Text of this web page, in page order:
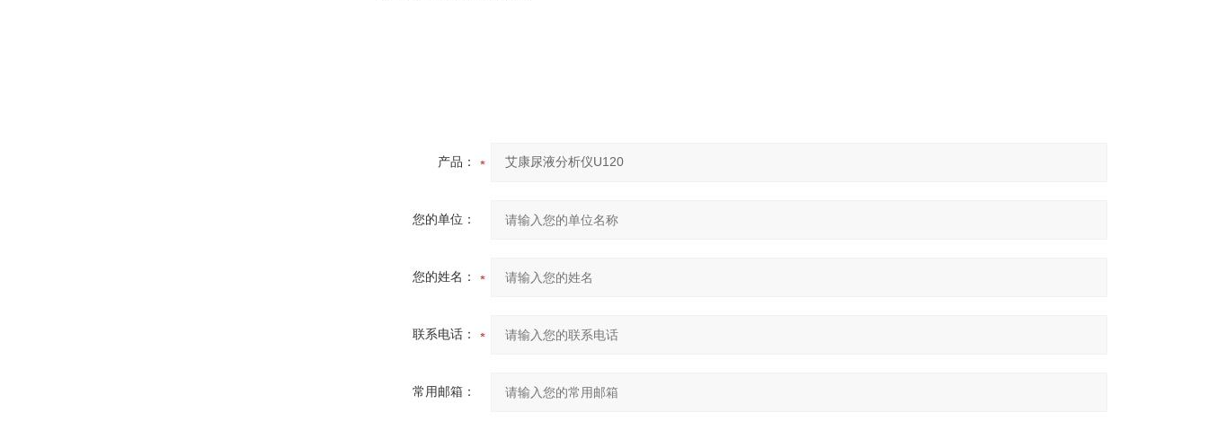
产品：
您的单位：
您的姓名：
联系电话：
常用邮箱：